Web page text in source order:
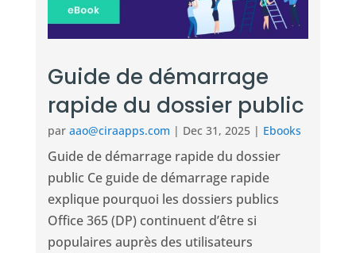
Guide de démarrage
rapide du dossier public
par aao@ciraapps.com | Dec 31, 2025| Ebooks
Guide de démarrage rapide du dossier
public Ce guide de démarrage rapide
explique pourquoi les dossiers publics
Office 365 (DP) continuent d’être si
populaires auprès des utilisateurs